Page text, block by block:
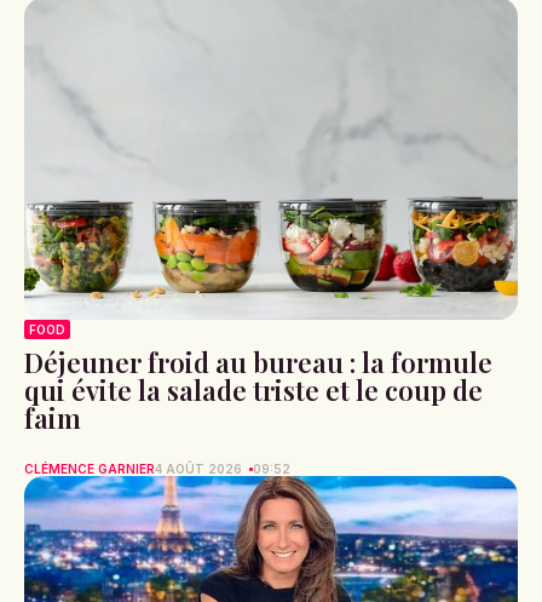
FOOD
Déjeuner froid au bureau : la formule
qui évite la salade triste et le coup de
faim
CLÉMENCE GARNIER4 AOÛT 2026 09:52